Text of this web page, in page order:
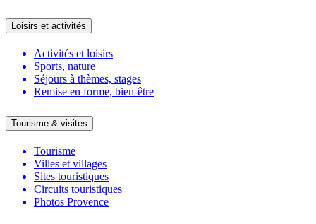
Loisirs et activités
Activités et loisirs
Sports, nature
Séjours à thèmes, stages
Remise en forme, bien-être
Tourisme & visites
Tourisme
Villes et villages
Sites touristiques
Circuits touristiques
Photos Provence